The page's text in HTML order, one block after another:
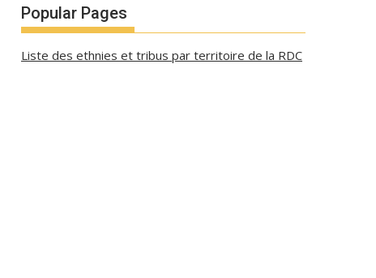
Popular Pages
Liste des ethnies et tribus par territoire de la RDC